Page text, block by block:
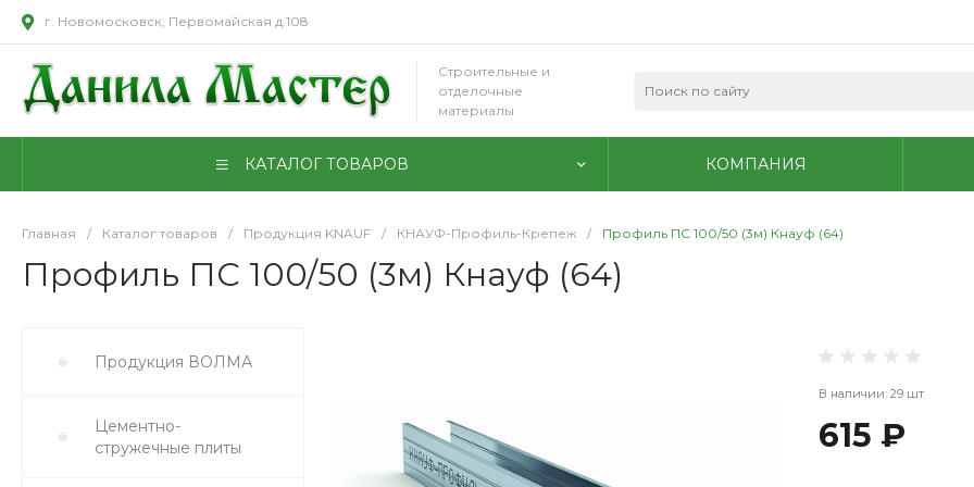
г. Новомосковск, Первомайская д.108
Строительные и
отделочные
материалы
КАТАЛОГ ТОВАРОВ КОМПАНИЯ
Главная / Каталог товаров / Продукция KNAUF / КНАУФ-Профиль-Крепеж / Профиль ПС 100/50 (3м) Кнауф (64)
Профиль ПС 100/50 (3м) Кнауф (64)
Продукция ВОЛМА
Цементно-
стружечные плиты
В наличии: 29 шт
615 ₽